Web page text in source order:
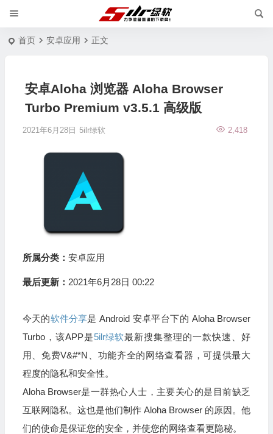
首页 安卓应用 正文
安卓Aloha 浏览器 Aloha Browser
Turbo Premium v3.5.1 高级版
2021年6月28日 5ilr绿软 2,418
所属分类： 安卓应用
最后更新： 2021年6月28日 00:22
今天的软件分享是 Android 安卓平台下的 Aloha Browser
Turbo，该APP是5ilr绿软最新搜集整理的一款快速、好
用、免费V&#*N、功能齐全的网络查看器，可提供最大
程度的隐私和安全性。
Aloha Browser是一群热心人士，主要关心的是目前缺乏
互联网隐私。这也是他们制作 Aloha Browser 的原因。他
们的使命是保证您的安全，并使您的网络查看更隐秘。